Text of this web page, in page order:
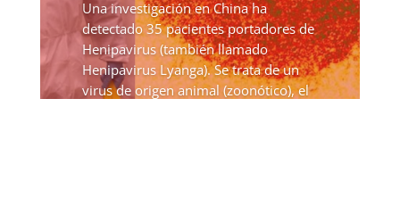
Una investigación en China ha
detectado 35 pacientes portadores de
Henipavirus (también llamado
Henipavirus Lyanga). Se trata de un
virus de origen animal (zoonótico), el